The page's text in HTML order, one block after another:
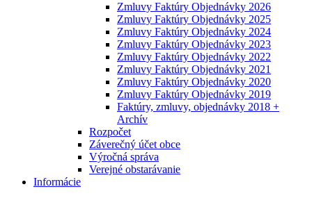
Zmluvy Faktúry Objednávky 2026
Zmluvy Faktúry Objednávky 2025
Zmluvy Faktúry Objednávky 2024
Zmluvy Faktúry Objednávky 2023
Zmluvy Faktúry Objednávky 2022
Zmluvy Faktúry Objednávky 2021
Zmluvy Faktúry Objednávky 2020
Zmluvy Faktúry Objednávky 2019
Faktúry, zmluvy, objednávky 2018 +
Archív
Rozpočet
Záverečný účet obce
Výročná správa
Verejné obstarávanie
Informácie